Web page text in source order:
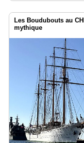
Les Boudubouts au
mythique